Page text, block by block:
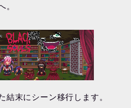
。
結末にシーン移行します。